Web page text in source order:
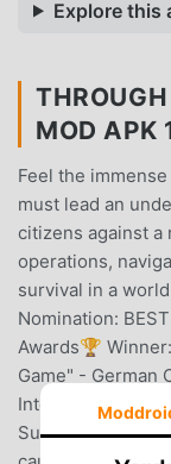
Explore this
MOD APK
Feel the
must lead an
citizens against
operations,
survival in a
Nomination:
Awards🏆
Game" - German
International
SurvivalDark